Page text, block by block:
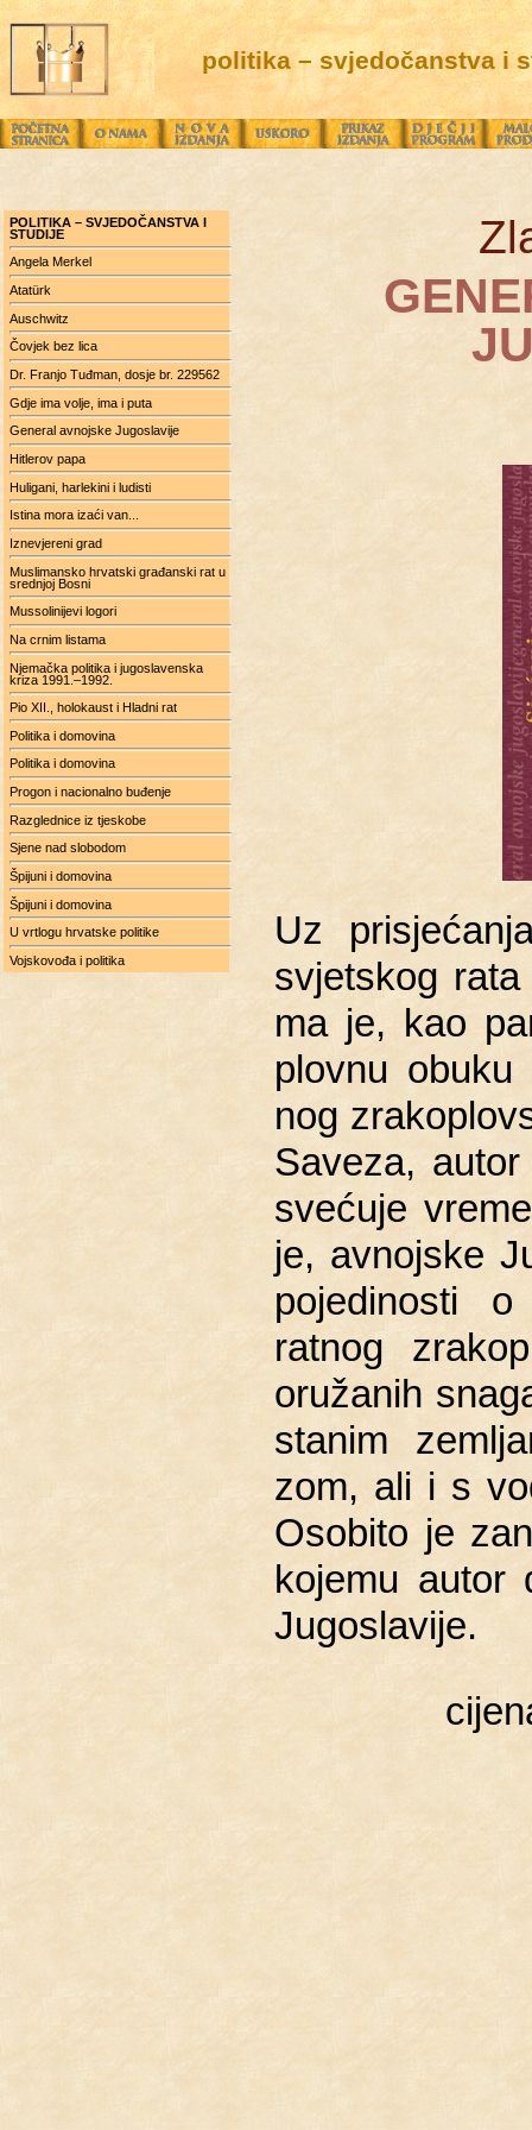
politika – svjedočanstva i
POLITIKA – SVJEDOČANSTVA I
STUDIJE
Angela Merkel
Atatürk
Auschwitz
Čovjek bez lica
Dr. Franjo Tuđman, dosje br. 229562
Gdje ima volje, ima i puta
General avnojske Jugoslavije
Hitlerov papa
Huligani, harlekini i ludisti
Istina mora izaći van...
Iznevjereni grad
Muslimansko hrvatski građanski rat u
srednjoj Bosni
Mussolinijevi logori
Na crnim listama
Njemačka politika i jugoslavenska
kriza 1991.–1992.
Pio XII., holokaust i Hladni rat
Politika i domovina
Politika i domovina
Progon i nacionalno buđenje
Razglednice iz tjeskobe
Sjene nad slobodom
Špijuni i domovina
Špijuni i domovina
U vrtlogu hrvatske politike
Vojskovođa i politika
Uz
svjet­skog
ma je, kao
plov­nu
nog
Sa­ve­za,
sve­ću­je
je, av­noj­ske
po­je­di­no­sti o
rat­nog
oru­ža­nih
sta­nim
zom, ali i s
Oso­bi­to je
ko­je­mu autor
Ju­go­sla­vi­je.